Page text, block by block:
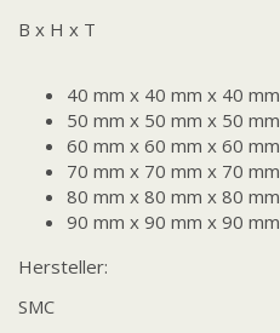
B x H x T
40 mm x 40 mm x 40 mm
50 mm x 50 mm x 50 mm
60 mm x 60 mm x 60 mm
70 mm x 70 mm x 70 mm
80 mm x 80 mm x 80 mm
90 mm x 90 mm x 90 mm
Hersteller:
SMC